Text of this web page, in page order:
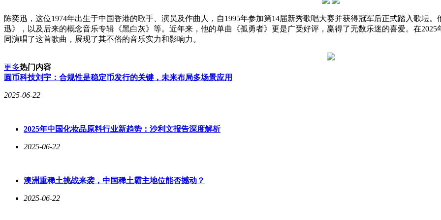
陈奕迅，这位1974年出生于中国香港的歌手、演员及作曲人，自1995年参加第14届新秀歌唱大赛并获得冠军后正式踏入歌坛
迅》，以及后来的概念音乐专辑《黑白灰》等。近年来，他的单曲《孤勇者》更是广受好评，赢得了无数乐迷的喜爱。在
同演唱了这首歌曲，展现了其不俗的音乐实力和影响力。
更多热门内容
圆币科技刘宇：合规性是稳定币发行的关键，未来布局多场景应用
2025-06-22
2025年中国化妆品原料行业新趋势：沙利文报告深度解析
2025-06-22
澳洲重稀土挑战来袭，中国稀土霸主地位能否撼动？
2025-06-22